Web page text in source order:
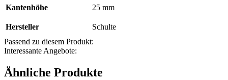
Kantenhöhe 25 mm
Hersteller
Schulte
Passend zu diesem Produkt:
Interessante Angebote:
Ähnliche Produkte